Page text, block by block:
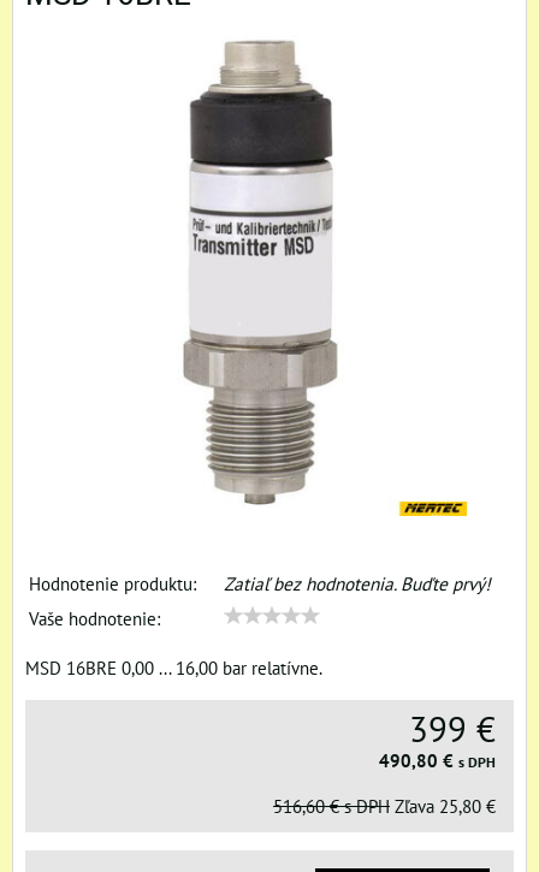
Hodnotenie produktu:
Zatiaľ bez hodnotenia. Buďte prvý!
Vaše hodnotenie:
MSD 16BRE 0,00 ... 16,00 bar relatívne.
399 €
490,80 € s DPH
516,60 € s DPH Zľava 25,80 €